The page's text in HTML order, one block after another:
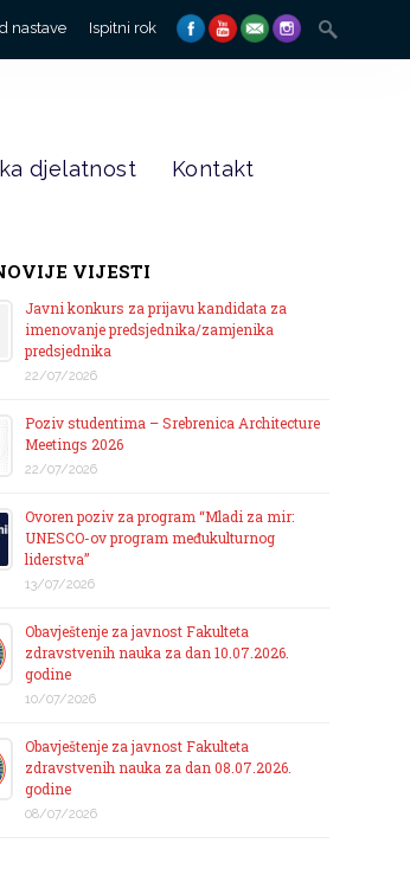
nastave Ispitni rok
Search
for:
djelatnost Kontakt
VIJESTI
Javni konkurs za prijavu kandidata za
imenovanje predsjednika/zamjenika
predsjednika
22/07/2026
Poziv studentima – Srebrenica Architecture
Meetings 2026
22/07/2026
Ovoren poziv za program “Mladi za mir:
UNESCO-ov program međukulturnog
liderstva”
13/07/2026
Obavještenje za javnost Fakulteta
zdravstvenih nauka za dan 10.07.2026.
godine
10/07/2026
Obavještenje za javnost Fakulteta
zdravstvenih nauka za dan 08.07.2026.
godine
08/07/2026